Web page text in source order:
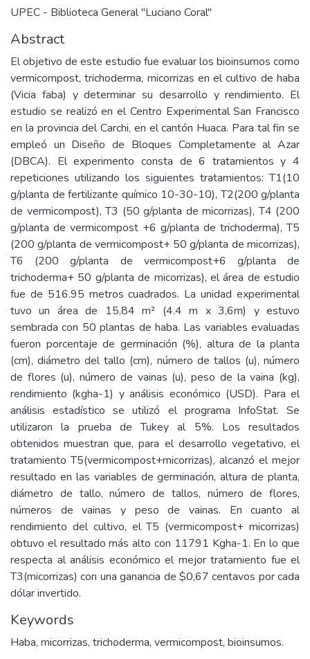
UPEC - Biblioteca General "Luciano Coral"
Abstract
El objetivo de este estudio fue evaluar los bioinsumos como
vermicompost, trichoderma, micorrizas en el cultivo de haba
(Vicia faba) y determinar su desarrollo y rendimiento. El
estudio se realizó en el Centro Experimental San Francisco
en la provincia del Carchi, en el cantón Huaca. Para tal fin se
empleó un Diseño de Bloques Completamente al Azar
(DBCA). El experimento consta de 6 tratamientos y 4
repeticiones utilizando los siguientes tratamientos: T1(10
g/planta de fertilizante químico 10-30-10), T2(200 g/planta
de vermicompost), T3 (50 g/planta de micorrizas), T4 (200
g/planta de vermicompost +6 g/planta de trichoderma), T5
(200 g/planta de vermicompost+ 50 g/planta de micorrizas),
T6 (200 g/planta de vermicompost+6 g/planta de
trichoderma+ 50 g/planta de micorrizas), el área de estudio
fue de 516.95 metros cuadrados. La unidad experimental
tuvo un área de 15,84 m² (4.4 m x 3,6m) y estuvo
sembrada con 50 plantas de haba. Las variables evaluadas
fueron porcentaje de germinación (%), altura de la planta
(cm), diámetro del tallo (cm), número de tallos (u), número
de flores (u), número de vainas (u), peso de la vaina (kg),
rendimiento (kgha-1) y análisis económico (USD). Para el
análisis estadístico se utilizó el programa InfoStat. Se
utilizaron la prueba de Tukey al 5%. Los resultados
obtenidos muestran que, para el desarrollo vegetativo, el
tratamiento T5(vermicompost+micorrizas), alcanzó el mejor
resultado en las variables de germinación, altura de planta,
diámetro de tallo, número de tallos, número de flores,
números de vainas y peso de vainas. En cuanto al
rendimiento del cultivo, el T5 (vermicompost+ micorrizas)
obtuvo el resultado más alto con 11791 Kgha-1. En lo que
respecta al análisis económico el mejor tratamiento fue el
T3(micorrizas) con una ganancia de $0,67 centavos por cada
dólar invertido.
Keywords
Haba, micorrizas, trichoderma, vermicompost, bioinsumos.